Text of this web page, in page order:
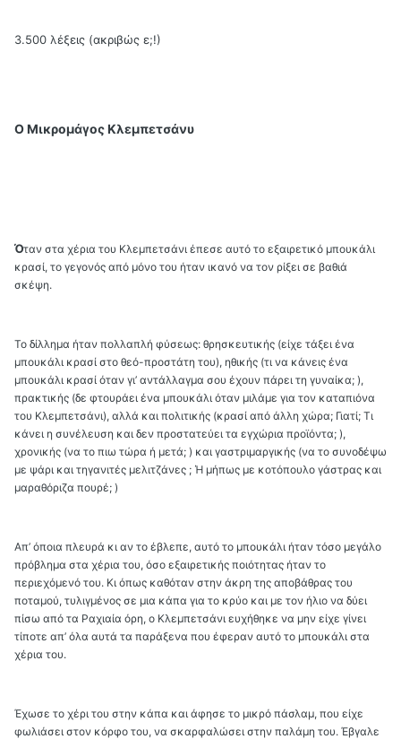
3.500 λέξεις (ακριβώς ε;!)
Ο Μικρομάγος Κλεμπετσάνυ
Όταν στα χέρια του Κλεμπετσάνι έπεσε αυτό το εξαιρετικό μπουκάλι
κρασί, το γεγονός από μόνο του ήταν ικανό να τoν ρίξει σε βαθιά
σκέψη.
Το δίλλημα ήταν πολλαπλή φύσεως: θρησκευτικής (είχε τάξει ένα
μπουκάλι κρασί στο θεό-προστάτη του), ηθικής (τι να κάνεις ένα
μπουκάλι κρασί όταν γι’ αντάλλαγμα σου έχουν πάρει τη γυναίκα; ),
πρακτικής (δε φτουράει ένα μπουκάλι όταν μιλάμε για τον καταπιόνα
του Κλεμπετσάνι), αλλά και πολιτικής (κρασί από άλλη χώρα; Γιατί; Τι
κάνει η συνέλευση και δεν προστατεύει τα εγχώρια προϊόντα; ),
χρονικής (να το πιω τώρα ή μετά; ) και γαστριμαργικής (να το συνοδέψω
με ψάρι και τηγανιτές μελιτζάνες ; Ή μήπως με κοτόπουλο γάστρας και
μαραθόριζα πουρέ; )
Απ’ όποια πλευρά κι αν το έβλεπε, αυτό το μπουκάλι ήταν τόσο μεγάλο
πρόβλημα στα χέρια του, όσο εξαιρετικής ποιότητας ήταν το
περιεχόμενό του. Κι όπως καθόταν στην άκρη της αποβάθρας του
ποταμού, τυλιγμένος σε μια κάπα για το κρύο και με τον ήλιο να δύει
πίσω από τα Ραχιαία όρη, ο Κλεμπετσάνι ευχήθηκε να μην είχε γίνει
τίποτε απ’ όλα αυτά τα παράξενα που έφεραν αυτό το μπουκάλι στα
χέρια του.
Έχωσε το χέρι του στην κάπα και άφησε το μικρό πάσλαμ, που είχε
φωλιάσει στον κόρφο του, να σκαρφαλώσει στην παλάμη του. Έβγαλε